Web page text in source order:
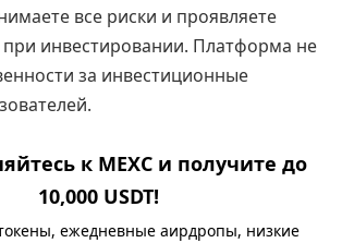
все риски и проявляете
инвестировании. Платформа не
за инвестиционные
к MEXC и получите до
10,000 USDT!
ежедневные аирдропы, низкие